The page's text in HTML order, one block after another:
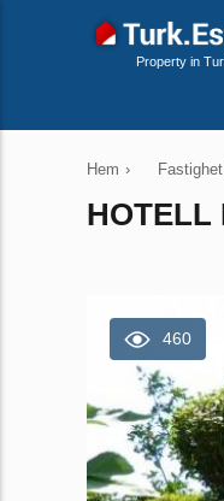
Property in
Hem ›
HOTELL
460